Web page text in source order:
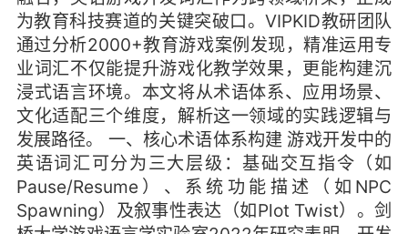
为教育科技赛道的关键突破口。VIPKID教研团队
通过分析2000+教育游戏案例发现，精准运用专
业词汇不仅能提升游戏化教学效果，更能构建沉
浸式语言环境。本文将从术语体系、应用场景、
文化适配三个维度，解析这一领域的实践逻辑与
发展路径。 一、核心术语体系构建 游戏开发中的
英语词汇可分为三大层级：基础交互指令（如
Pause/Resume）、系统功能描述（如NPC
Spawning）及叙事性表达（如Plot Twist）。剑